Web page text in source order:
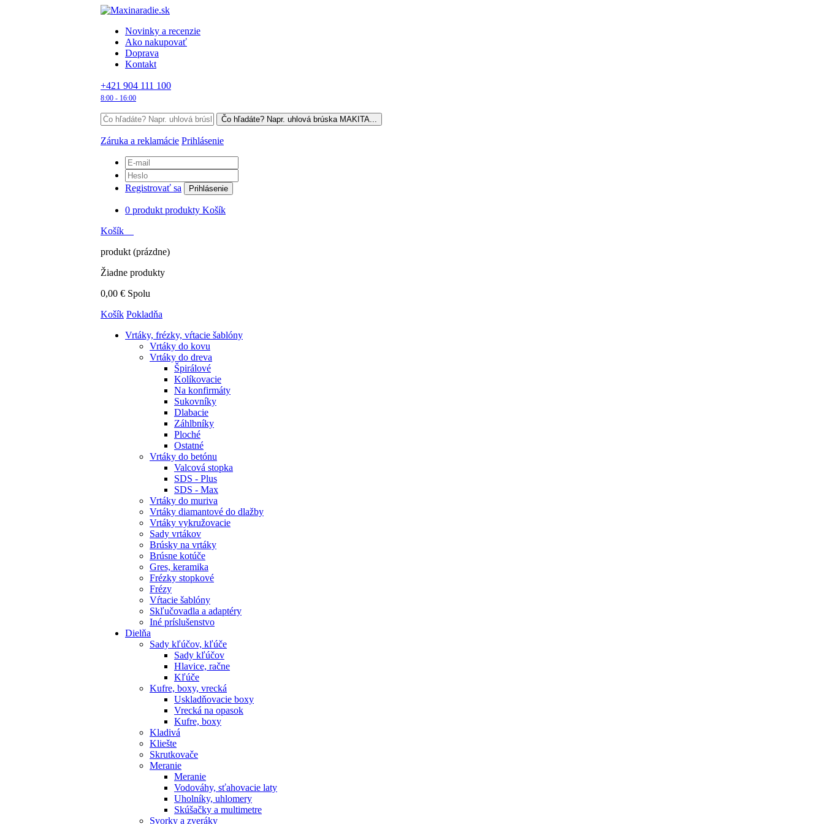
Novinky a recenzie
Ako nakupovať
Doprava
Kontakt
+421 904 111 100
8:00 - 16:00
Záruka a reklamácie Prihlásenie
Registrovať sa Prihlásenie
0 produkt produkty Košík
Košík
produkt (prázdne)
Žiadne produkty
0,00 € Spolu
Košík Pokladňa
Vrtáky, frézky, vŕtacie šablóny
Vrtáky do kovu
Vrtáky do dreva
Špirálové
Kolíkovacie
Na konfirmáty
Sukovníky
Dlabacie
Záhlbníky
Ploché
Ostatné
Vrtáky do betónu
Valcová stopka
SDS - Plus
SDS - Max
Vrtáky do muriva
Vrtáky diamantové do dlažby
Vrtáky vykružovacie
Sady vrtákov
Brúsky na vrtáky
Brúsne kotúče
Gres, keramika
Frézky stopkové
Frézy
Vŕtacie šablóny
Skľučovadla a adaptéry
Iné príslušenstvo
Dielňa
Sady kľúčov, kľúče
Sady kľúčov
Hlavice, račne
Kľúče
Kufre, boxy, vrecká
Uskladňovacie boxy
Vrecká na opasok
Kufre, boxy
Kladivá
Kliešte
Skrutkovače
Meranie
Meranie
Vodováhy, sťahovacie laty
Uholníky, uhlomery
Skúšačky a multimetre
Svorky a zveráky